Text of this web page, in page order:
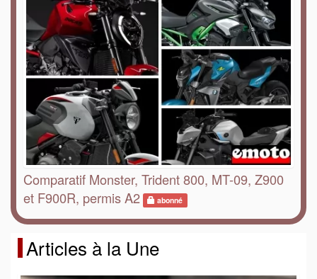
Comparatif Monster, Trident 800, MT-09, Z900
et F900R, permis A2
abonné
Articles à la Une